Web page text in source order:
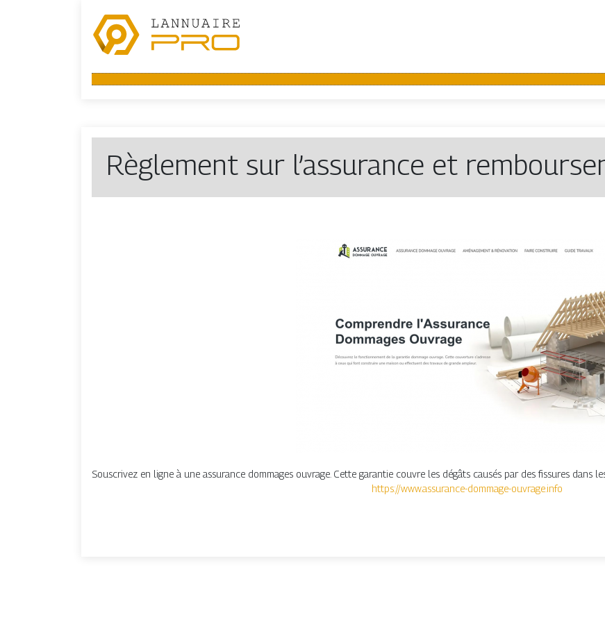
Règlement sur l’assurance et
Souscrivez en ligne à une assurance dommages ouvrage. Cette garantie couvre les dégâts causés par des fissures dans
https://www.assurance-dommage-ouvrage.info